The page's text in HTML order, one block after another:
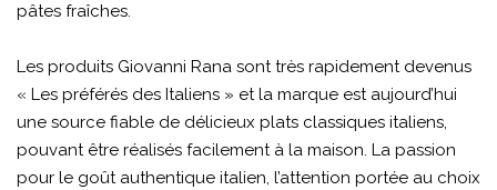
pâtes fraîches.
Les produits Giovanni Rana sont très rapidement devenus
« Les préférés des Italiens » et la marque est aujourd’hui
une source fiable de délicieux plats classiques italiens,
pouvant être réalisés facilement à la maison. La passion
pour le goût authentique italien, l’attention portée au choix